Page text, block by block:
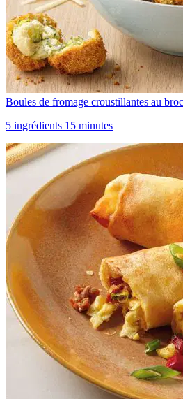
Boules de fromage croustillantes au
5 ingrédients 15 minutes